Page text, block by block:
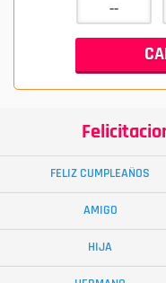
FELIZ CUMPLEAÑOS
AMIGO
HIJA